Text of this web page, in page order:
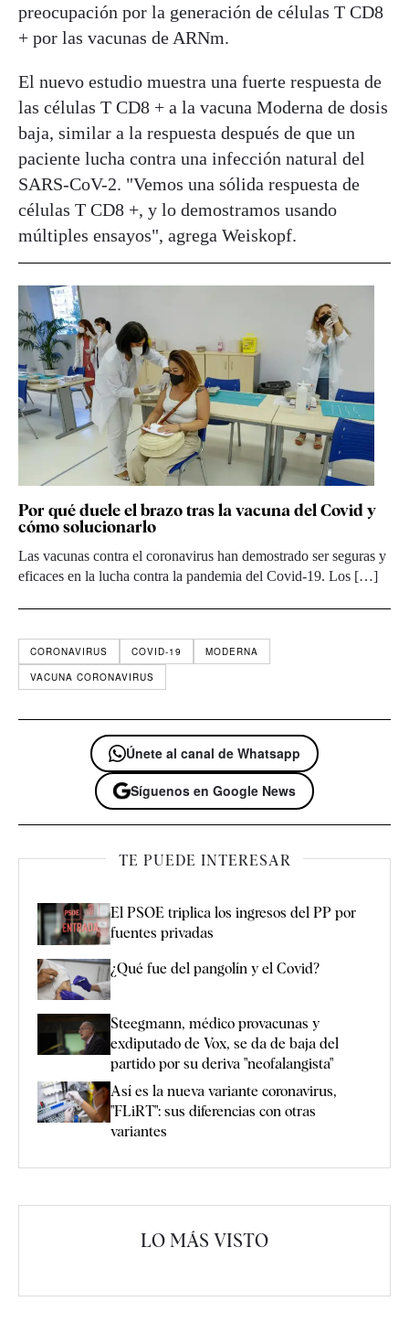
preocupación por la generación de células T CD8
+ por las vacunas de ARNm.
El nuevo estudio muestra una fuerte respuesta de
las células T CD8 + a la vacuna Moderna de dosis
baja, similar a la respuesta después de que un
paciente lucha contra una infección natural del
SARS-CoV-2. "Vemos una sólida respuesta de
células T CD8 +, y lo demostramos usando
múltiples ensayos", agrega Weiskopf.
Por qué duele el brazo tras la vacuna del Covid y
cómo solucionarlo
Las vacunas contra el coronavirus han demostrado ser seguras y
eficaces en la lucha contra la pandemia del Covid-19. Los […]
CORONAVIRUS COVID-19
MODERNA
VACUNA CORONAVIRUS
Únete al canal de Whatsapp
Síguenos en Google News
TE PUEDE INTERESAR
El PSOE triplica los ingresos del PP por
fuentes privadas
¿Qué fue del pangolín y el Covid?
Steegmann, médico provacunas y
exdiputado de Vox, se da de baja del
partido por su deriva "neofalangista"
Así es la nueva variante coronavirus,
"FLiRT": sus diferencias con otras
variantes
LO MÁS VISTO